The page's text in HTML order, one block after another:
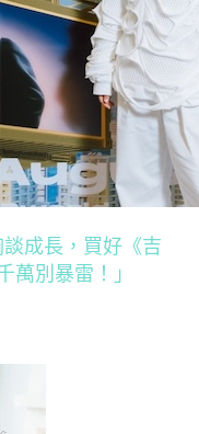
談成長，買好《吉
萬別暴雷！」